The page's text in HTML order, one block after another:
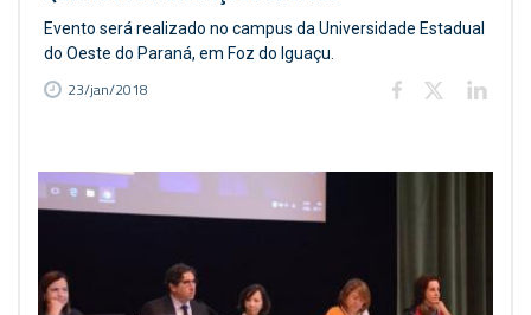
Evento será realizado no campus da Universidade Estadual
do Oeste do Paraná, em Foz do Iguaçu.
23/jan/2018